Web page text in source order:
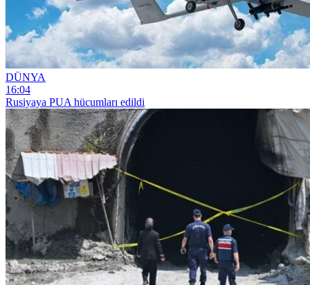
DÜNYA
16:04
Rusiyaya PUA hücumları edildi